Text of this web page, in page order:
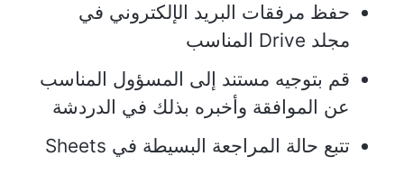
حفظ مرفقات البريد الإلكتروني في
مجلد Drive المناسب
قم بتوجيه مستند إلى المسؤول المناسب
عن الموافقة وأخبره بذلك في الدردشة
تتبع حالة المراجعة البسيطة في Sheets